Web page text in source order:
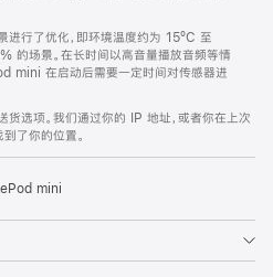
进行了优化，即环境温度约为 15ºC 至
的场景。在长时间以高音量播放音频等情
mini 在启动后需要一定时间对传感器进
货选项。我们通过你的 IP 地址，或者你在上次
了你的位置。
mini